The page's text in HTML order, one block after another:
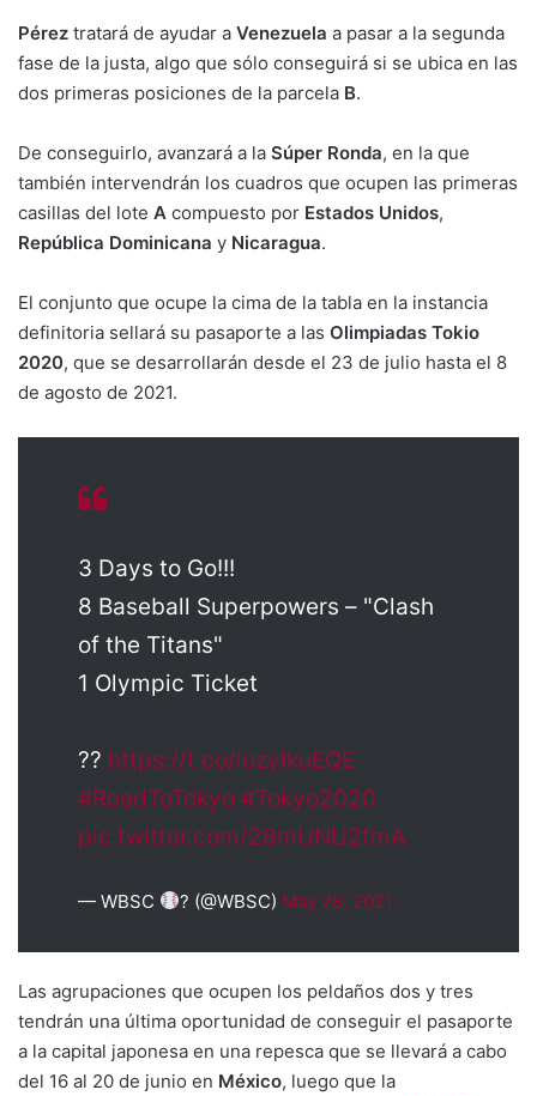
Pérez tratará de ayudar a Venezuela a pasar a la segunda
fase de la justa, algo que sólo conseguirá si se ubica en las
dos primeras posiciones de la parcela B.
De conseguirlo, avanzará a la Súper Ronda, en la que
también intervendrán los cuadros que ocupen las primeras
casillas del lote A compuesto por Estados Unidos,
República Dominicana y Nicaragua.
El conjunto que ocupe la cima de la tabla en la instancia
definitoria sellará su pasaporte a las Olimpiadas Tokio
2020, que se desarrollarán desde el 23 de julio hasta el 8
de agosto de 2021.
3 Days to Go!!!
8 Baseball Superpowers – "Clash
of the Titans"
1 Olympic Ticket
?️? https://t.co/lozyIkuEQE
#RoadToTokyo #Tokyo2020
pic.twitter.com/28mUNU2fmA
— WBSC ? (@WBSC) May 28, 2021
Las agrupaciones que ocupen los peldaños dos y tres
tendrán una última oportunidad de conseguir el pasaporte
a la capital japonesa en una repesca que se llevará a cabo
del 16 al 20 de junio en México, luego que la